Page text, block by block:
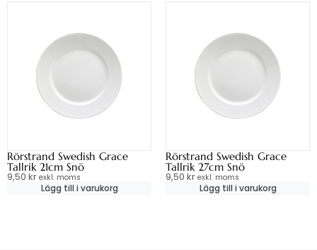
Rörstrand Swedish Grace
Tallrik 21cm Snö
9,50 kr exkl. moms
Lägg till i varukorg
Rörstrand Swedish Grace
Tallrik 27cm Snö
9,50 kr exkl. moms
Lägg till i varukorg